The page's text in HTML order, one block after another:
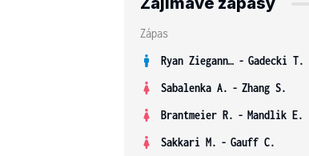
Zápas
Ryan Ziegann S. - Gadecki T.
Sabalenka A. - Zhang S.
Brantmeier R. - Mandlik E.
Sakkari M. - Gauff C.